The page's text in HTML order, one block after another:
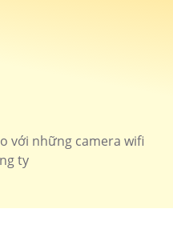
với những camera wifi
ty